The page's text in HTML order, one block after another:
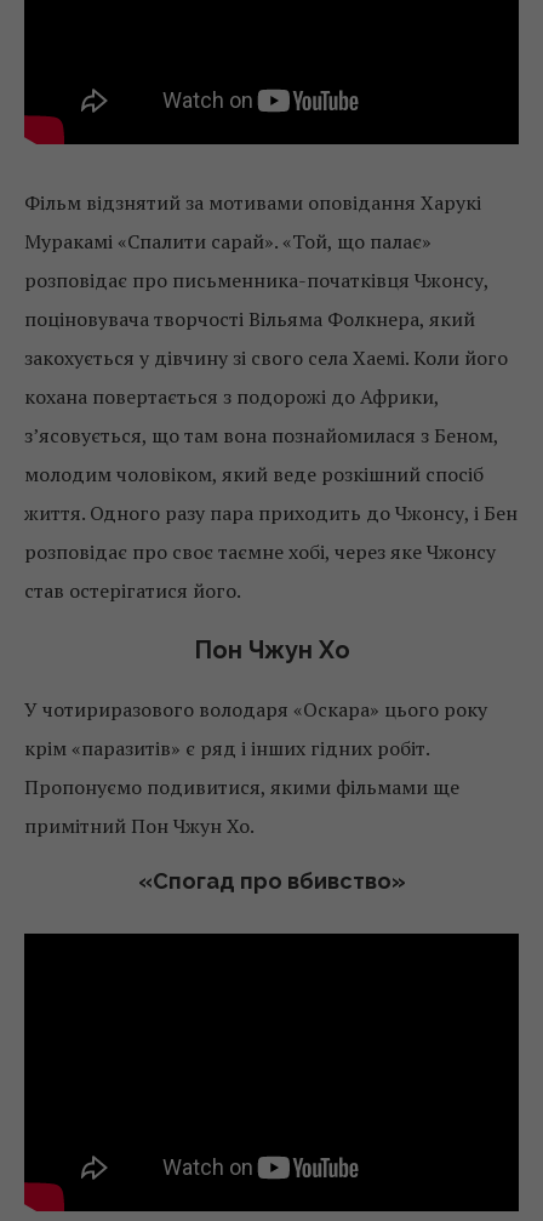
Фільм відзнятий за мотивами оповідання Харукі
Муракамі «Спалити сарай». «Той, що палає»
розповідає про письменника-початківця Чжонсу,
поціновувача творчості Вільяма Фолкнера, який
закохується у дівчину зі свого села Хаемі. Коли його
кохана повертається з подорожі до Африки,
з’ясовується, що там вона познайомилася з Беном,
молодим чоловіком, який веде розкішний спосіб
життя. Одного разу пара приходить до Чжонсу, і Бен
розповідає про своє таємне хобі, через яке Чжонсу
став остерігатися його.
Пон Чжун Хо
У чотириразового володаря «Оскара» цього року
крім «паразитів» є ряд і інших гідних робіт.
Пропонуємо подивитися, якими фільмами ще
примітний Пон Чжун Хо.
«Спогад про вбивство»